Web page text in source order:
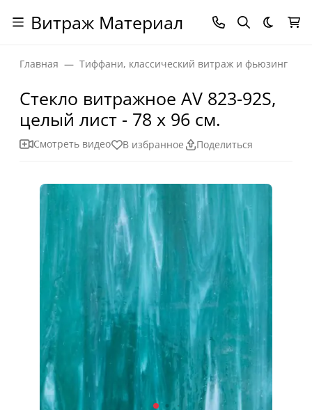
Витраж Материал Темная
Главная Тиффани, классический витраж и фьюзинг
Стекло витражное AV 823-92S,
целый лист - 78 х 96 cм.
Смотреть видео В избранное Поделиться